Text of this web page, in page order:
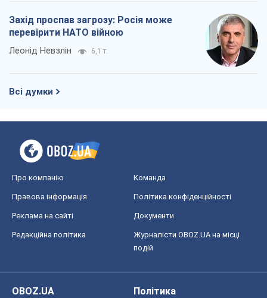
Захід проспав загрозу: Росія може
перевірити НАТО війною
Леонід Невзлін 6,1 т.
Всі думки
Про компанію Команда
Правова інформація Політика конфіденційності
Реклама на сайті Документи
Редакційна політика
Журналісти OBOZ.UA на місці
подій
OBOZ.UA
Політика